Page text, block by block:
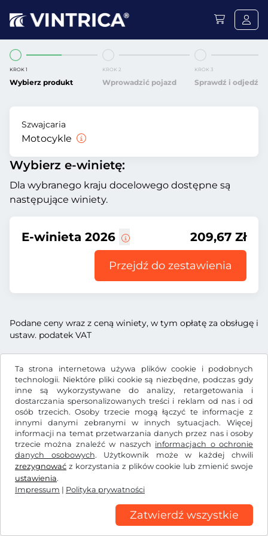
Ta strona internetowa używa plików cookie i podobnych
technologii. Niektóre pliki cookie są niezbędne, podczas gdy
inne są wykorzystywane do analizy, retargetowania i
dostarczania spersonalizowanych treści i reklam od nas i od
osób trzecich. Osoby trzecie mogą łączyć te informacje z
innymi danymi zebranymi w innych sytuacjach. Więcej
informacji na temat przetwarzania danych przez nas i osoby
trzecie można znaleźć w naszych informacjach o ochronie
danych osobowych. Użytkownik może w każdej chwili
zrezygnować z korzystania z plików cookie lub zmienić swoje
ustawienia.
Impressum | Polityka prywatności
Zatwierdź wszystkie
KROK 1
Wybierz produkt
KROK 2
Wprowadzić pojazd
KROK 3
Sprawdź i odjedź
Szwajcaria
Motocykle
Wybierz e-winietę:
Dla wybranego kraju docelowego dostępne są
następujące winiety.
E-winieta 2026 209,67 Zł
Przejdź do zestawienia
Podane ceny wraz z ceną winiety, w tym opłatę za obsługę i
ustaw. podatek VAT
ZłPLN
Facebook Instagram
OWH / Prawo do odstąpienia od umowy
Polityka prywatności
Impressum